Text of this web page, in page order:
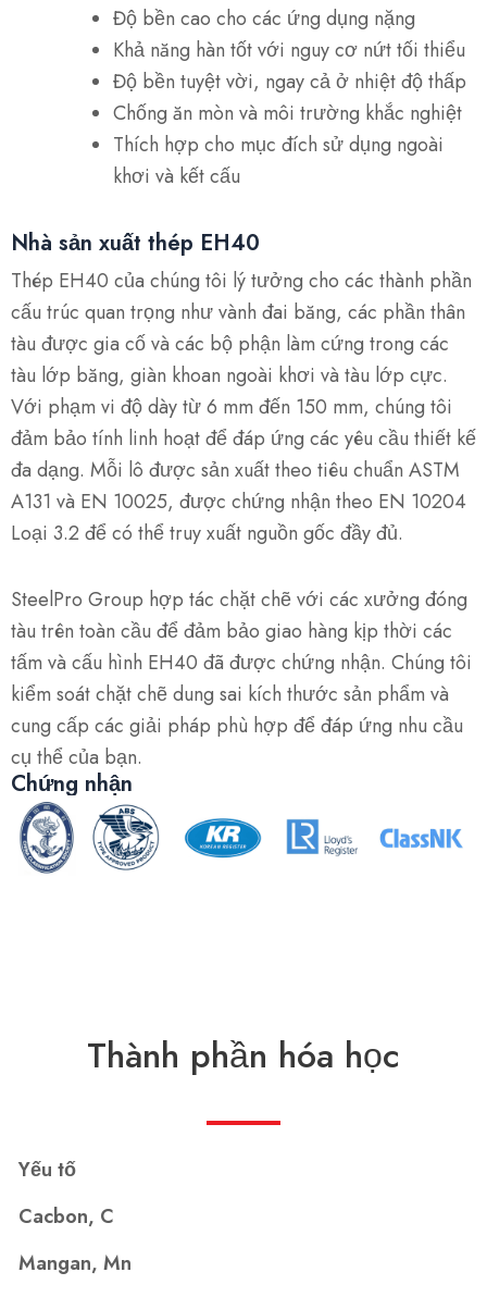
Độ bền cao cho các ứng dụng nặng
Khả năng hàn tốt với nguy cơ nứt tối thiểu
Độ bền tuyệt vời, ngay cả ở nhiệt độ thấp
Chống ăn mòn và môi trường khắc nghiệt
Thích hợp cho mục đích sử dụng ngoài
khơi và kết cấu
Nhà sản xuất thép EH40
Thép EH40 của chúng tôi lý tưởng cho các thành phần
cấu trúc quan trọng như vành đai băng, các phần thân
tàu được gia cố và các bộ phận làm cứng trong các
tàu lớp băng, giàn khoan ngoài khơi và tàu lớp cực.
Với phạm vi độ dày từ 6 mm đến 150 mm, chúng tôi
đảm bảo tính linh hoạt để đáp ứng các yêu cầu thiết kế
đa dạng. Mỗi lô được sản xuất theo tiêu chuẩn ASTM
A131 và EN 10025, được chứng nhận theo EN 10204
Loại 3.2 để có thể truy xuất nguồn gốc đầy đủ.
SteelPro Group hợp tác chặt chẽ với các xưởng đóng
tàu trên toàn cầu để đảm bảo giao hàng kịp thời các
tấm và cấu hình EH40 đã được chứng nhận. Chúng tôi
kiểm soát chặt chẽ dung sai kích thước sản phẩm và
cung cấp các giải pháp phù hợp để đáp ứng nhu cầu
cụ thể của bạn.
Chứng nhận
Thành phần hóa học
Yếu tố
Cacbon, C
Mangan, Mn